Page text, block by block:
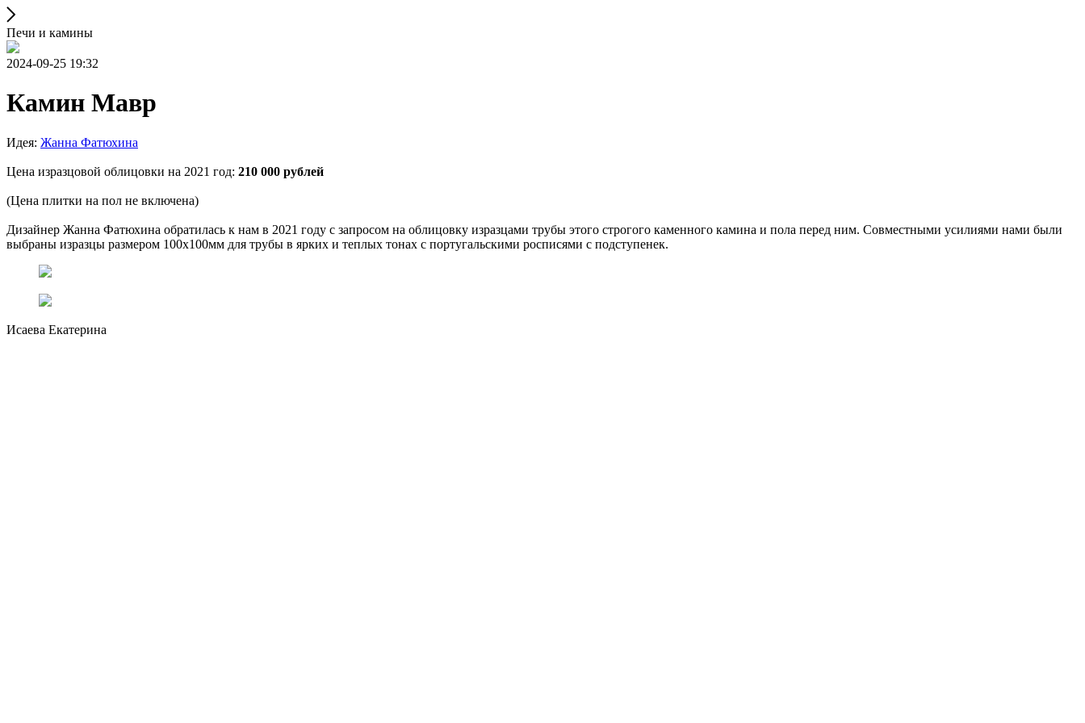
Печи и камины
2024-09-25 19:32
Камин Мавр
Идея: Жанна Фатюхина
Цена изразцовой облицовки на 2021 год: 210 000 рублей
(Цена плитки на пол не включена)
Дизайнер Жанна Фатюхина обратилась к нам в 2021 году с запросом на облицовку изразцами трубы этого строгого каменного камина и пола перед ним. Совместными усилиями нами были
выбраны изразцы размером 100х100мм для трубы в ярких и теплых тонах с португальскими росписями с подступенек.
Исаева Екатерина